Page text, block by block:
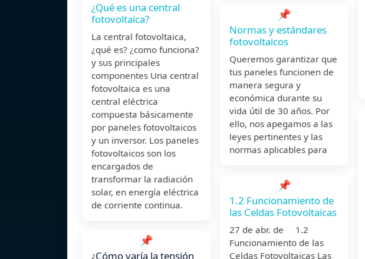
¿Qué es una central
fotovoltaica?
La central fotovoltaica,
¿qué es? ¿como funciona?
y sus principales
componentes Una central
fotovoltaica es una
central eléctrica
compuesta básicamente
por paneles fotovoltaicos
y un inversor. Los paneles
fotovoltaicos son los
encargados de
transformar la radiación
solar, en energía eléctrica
de corriente continua.
📌
¿Cómo varía la tensión
📌
Normas y estándares
fotovoltaicos
Queremos garantizar que
tus paneles funcionen de
manera segura y
económica durante su
vida útil de 30 años. Por
ello, nos apegamos a las
leyes pertinentes y las
normas aplicables para
📌
1.2 Funcionamiento de
las Celdas Fotovoltaicas
27 de abr. de 1.2
Funcionamiento de las
Celdas Fotovoltaicas Las